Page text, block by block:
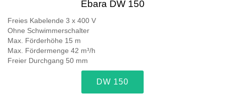
Ebara DW 150
Freies Kabelende 3 x 400 V
Ohne Schwimmerschalter
Max. Förderhöhe 15 m
Max. Fördermenge 42 m³/h
Freier Durchgang 50 mm
DW 150